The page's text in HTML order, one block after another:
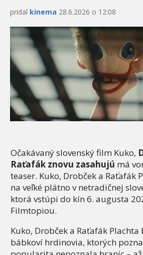
pridal kinema 28.6.2026 o 12:08
Očakávaný slovenský film Kuko,
Raťafák znovu zasahujú má
teaser. Kuko, Drobček a Raťafák
na veľké plátno v netradičnej
ktorá vstúpi do kín 6. augusta
Filmtopiou.
Kuko, Drobček a Raťafák
bábkoví hrdinovia, ktorých